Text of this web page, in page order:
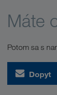
Máte
Potom sa s
Dopyt